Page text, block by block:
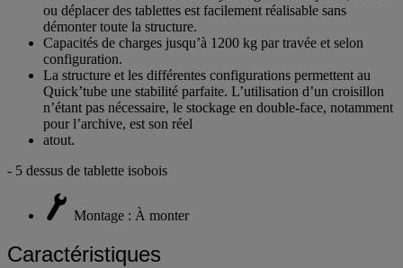
ou déplacer des tablettes est facilement réalisable sans
démonter toute la structure.
Capacités de charges jusqu’à 1200 kg par travée et selon
configuration.
La structure et les différentes configurations permettent au
Quick’tube une stabilité parfaite. L’utilisation d’un croisillon
n’étant pas nécessaire, le stockage en double-face, notamment
pour l’archive, est son réel
atout.
- 5 dessus de tablette isobois
Montage : À monter
Caractéristiques